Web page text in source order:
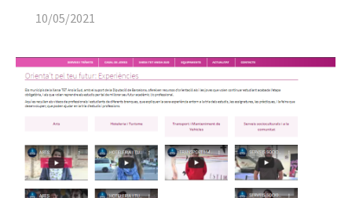
10/05/2021